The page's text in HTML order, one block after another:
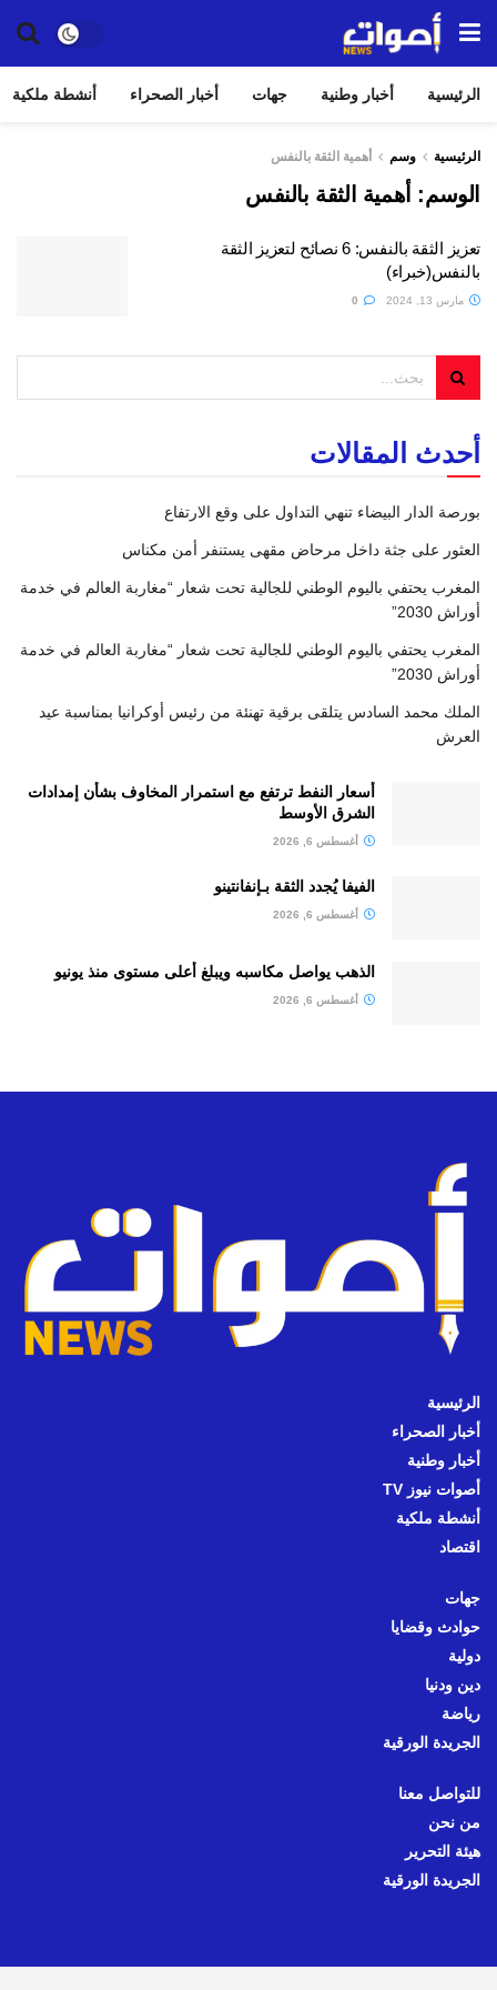
الرئيسية أخبار وطنية جهات أخبار الصحراء أنشطة ملكية
الرئيسية وسم أهمية الثقة بالنفس
الوسم: أهمية الثقة بالنفس
تعزيز الثقة بالنفس: 6 نصائح لتعزيز الثقة
بالنفس(خبراء)
مارس 13, 2024
أحدث المقالات
بورصة الدار البيضاء تنهي التداول على وقع الارتفاع
العثور على جثة داخل مرحاض مقهى يستنفر أمن مكناس
المغرب يحتفي باليوم الوطني للجالية تحت شعار “مغاربة العالم في خدمة
أوراش 2030”
المغرب يحتفي باليوم الوطني للجالية تحت شعار “مغاربة العالم في خدمة
أوراش 2030”
الملك محمد السادس يتلقى برقية تهنئة من رئيس أوكرانيا بمناسبة عيد
العرش
أسعار النفط ترتفع مع استمرار المخاوف بشأن إمدادات
الشرق الأوسط
أغسطس 6, 2026
الفيفا يُجدد الثقة بـإنفانتينو
أغسطس 6, 2026
الذهب يواصل مكاسبه ويبلغ أعلى مستوى منذ يونيو
أغسطس 6, 2026
الرئيسية
أخبار الصحراء
أخبار وطنية
أصوات نيوز TV
أنشطة ملكية
اقتصاد
جهات
حوادث وقضايا
دولية
دين ودنيا
رياضة
الجريدة الورقية
للتواصل معنا
من نحن
هيئة التحرير
الجريدة الورقية